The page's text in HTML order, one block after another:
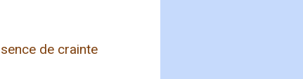
de crainte